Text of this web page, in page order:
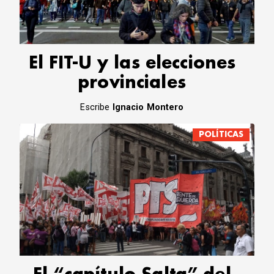
CORREO DE LECTORES
DEBATE
ARCHIVO
DECLARACIONES
OPINIÓN
ALTAMIRA RESPONDE
Política Obrera Revista
CONTACTO
El FIT-U y las elecciones
provinciales
Escribe Ignacio Montero
POLÍTICAS